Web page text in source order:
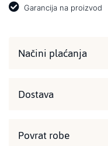
Garancija na proizvod
Načini plaćanja
Dostava
Povrat robe